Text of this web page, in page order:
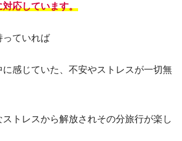
応しています。
っていれば
感じていた、不安やストレスが一切無
トレスから解放されその分旅行が楽し